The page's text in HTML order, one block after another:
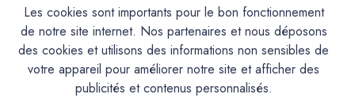
Couleur VÉNUS - Dose Essai
34,60€
Couleur VÉNUS - 5,3kg Le
shoT (Poudre + Liant)
142,20€
Les cookies sont importants pour le bon fonctionnement
de notre site internet. Nos partenaires et nous déposons
des cookies et utilisons des informations non sensibles de
votre appareil pour améliorer notre site et afficher des
publicités et contenus personnalisés.